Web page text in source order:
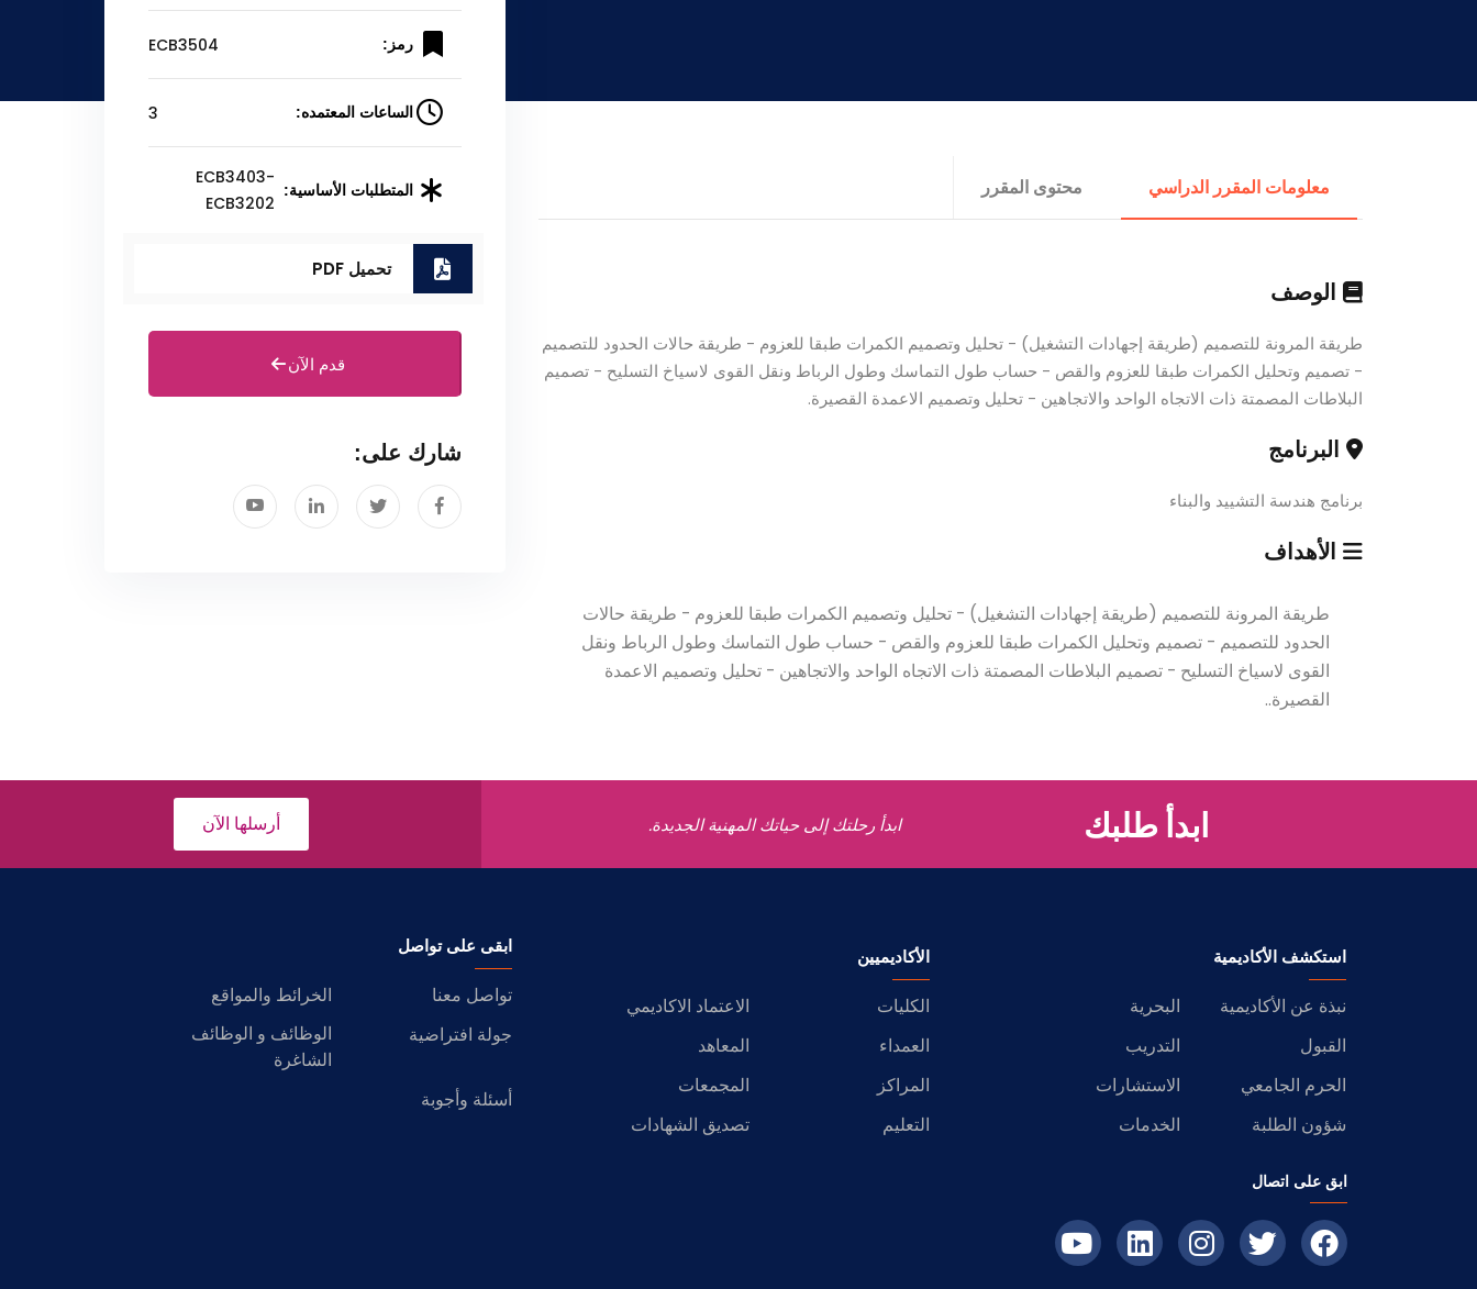
معلومات المقرر الدراسي محتوى المقرر
الوصف
طريقة المرونة للتصميم (طريقة إجهادات التشغيل) - تحليل وتصميم الكمرات طبقا للعزوم - طريقة حالات الحدود للتصميم
- تصميم وتحليل الكمرات طبقا للعزوم والقص - حساب طول التماسك وطول الرباط ونقل القوى لاسياخ التسليح - تصميم
البلاطات المصمتة ذات الاتجاه الواحد والاتجاهين - تحليل وتصميم الاعمدة القصيرة.
البرنامج
برنامج هندسة التشييد والبناء
الأهداف
طريقة المرونة للتصميم (طريقة إجهادات التشغيل) - تحليل وتصميم الكمرات طبقا للعزوم - طريقة حالات
الحدود للتصميم - تصميم وتحليل الكمرات طبقا للعزوم والقص - حساب طول التماسك وطول الرباط ونقل
القوى لاسياخ التسليح - تصميم البلاطات المصمتة ذات الاتجاه الواحد والاتجاهين - تحليل وتصميم الاعمدة
القصيرة..
رمز: ECB3504
الساعات المعتمده: 3
المتطلبات الأساسية:
ECB3403-
ECB3202
تحميل PDF
قدم الآن
شارك على:
ابدأ طلبك ابدأ رحلتك إلى حياتك المهنية الجديدة. أرسلها الآن
استكشف الأكاديمية
نبذة عن الأكاديمية
البحرية
القبول
التدريب
الحرم الجامعي
الاستشارات
شؤون الطلبة
الخدمات
الأكاديميين
الكليات
الاعتماد الاكاديمي
العمداء
المعاهد
المراكز
المجمعات
التعليم
تصديق الشهادات
ابقى على تواصل
تواصل معنا
الخرائط والمواقع
جولة افتراضية
الوظائف و الوظائف
الشاغرة
أسئلة وأجوبة
ابق على اتصال